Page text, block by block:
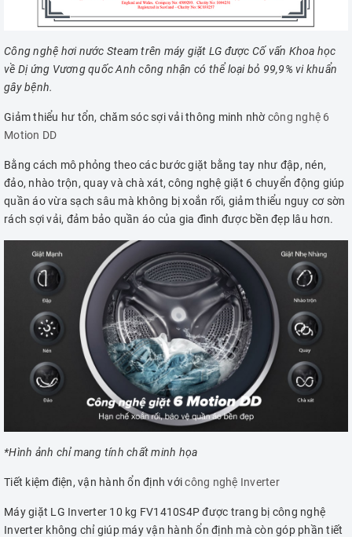
Công nghệ hơi nước Steam trên máy giặt LG được Cố vấn Khoa học
về Dị ứng Vương quốc Anh công nhận có thể loại bỏ 99,9% vi khuẩn
gây bệnh.
Giảm thiểu hư tổn, chăm sóc sợi vải thông minh nhờcông nghệ 6
Motion DD
Bằng cách mô phỏng theo các bước giặt bằng tay như đập, nén,
đảo, nhào trộn, quay và chà xát, công nghệ giặt 6 chuyển động giúp
quần áo vừa sạch sâu mà không bị xoắn rối, giảm thiểu nguy cơ sờn
rách sợi vải, đảm bảo quần áo của gia đình được bền đẹp lâu hơn.
*Hình ảnh chỉ mang tính chất minh họa
Tiết kiệm điện, vận hành ổn định vớicông nghệ Inverter
Máy giặt LG Inverter 10 kg FV1410S4P được trang bị công nghệ
Inverter không chỉ giúp máy vận hành ổn định mà còn góp phần tiết